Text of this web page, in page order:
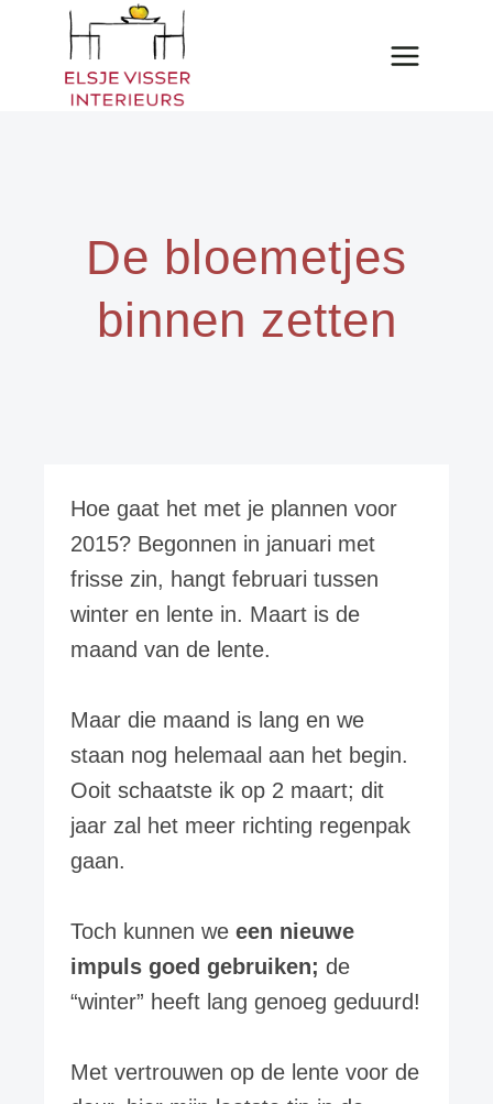
Doorgaan
De bloemetjes
binnen zetten
Hoe gaat het met je plannen voor
2015? Begonnen in januari met
frisse zin, hangt februari tussen
winter en lente in. Maart is de
maand van de lente.
Maar die maand is lang en we
staan nog helemaal aan het begin.
Ooit schaatste ik op 2 maart; dit
jaar zal het meer richting regenpak
gaan.
Toch kunnen weeen nieuwe
impuls goed gebruiken; de
“winter” heeft lang genoeg geduurd!
Met vertrouwen op de lente voor de